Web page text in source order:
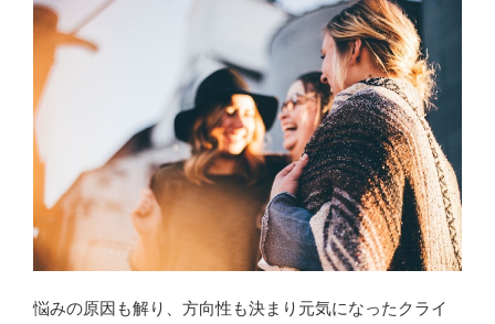
悩みの原因も解り、方向性も決まり元気になったクライ